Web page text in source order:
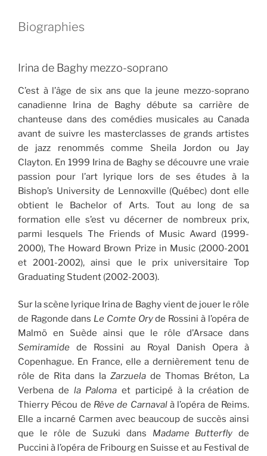
Biographies
Irina de Baghy mezzo-soprano
C’est à l’âge de six ans que la jeune mezzo-soprano
canadienne Irina de Baghy débute sa carrière de
chanteuse dans des comédies musicales au Canada
avant de suivre les masterclasses de grands artistes
de jazz renommés comme Sheila Jordon ou Jay
Clayton. En 1999 Irina de Baghy se découvre une vraie
passion pour l’art lyrique lors de ses études à la
Bishop’s University de Lennoxville (Québec) dont elle
obtient le Bachelor of Arts. Tout au long de sa
formation elle s’est vu décerner de nombreux prix,
parmi lesquels The Friends of Music Award (1999-
2000), The Howard Brown Prize in Music (2000-2001
et 2001-2002), ainsi que le prix universitaire Top
Graduating Student (2002-2003).
Sur la scène lyrique Irina de Baghy vient de jouer le rôle
de Ragonde dans Le Comte Oryde Rossini à l’opéra de
Malmö en Suède ainsi que le rôle d’Arsace dans
Semiramide de Rossini au Royal Danish Opera à
Copenhague. En France, elle a dernièrement tenu de
rôle de Rita dans la Zarzuela de Thomas Bréton, La
Verbena de la Paloma et participé à la création de
Thierry Pécou de Rêve de Carnavalà l’opéra de Reims.
Elle a incarné Carmen avec beaucoup de succès ainsi
que le rôle de Suzuki dans Madame Butterfly de
Puccini à l’opéra de Fribourg en Suisse et au Festival de